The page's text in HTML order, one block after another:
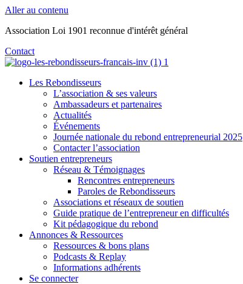
Aller au contenu
Association Loi 1901 reconnue d'intérêt général
Contact
Les Rebondisseurs
L’association & ses valeurs
Ambassadeurs et partenaires
Actualités
Événements
Journée nationale du rebond entrepreneurial 2025
Contacter l’association
Soutien entrepreneurs
Réseau & Témoignages
Rencontres entrepreneurs
Paroles de Rebondisseurs
Associations et réseaux de soutien
Guide pratique de l’entrepreneur en difficultés
Kit pédagogique du rebond
Annonces & Ressources
Ressources & bons plans
Podcasts & Replay
Informations adhérents
Se connecter